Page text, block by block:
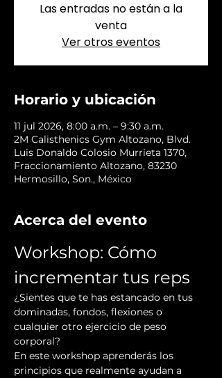
Las entradas no están a la
venta
Ver otros eventos
Horario y ubicación
11 jul 2026, 8:00 a.m. – 9:30 a.m.
2M Calisthenics Gym Altozano, Blvd.
Luis Donaldo Colosio Murrieta 1370,
Fraccionamiento Altozano, 83230
Hermosillo, Son., México
Acerca del evento
Workshop: Cómo
incrementar tus reps
¿Sientes que te has estancado en tus
dominadas, fondos, flexiones o
cualquier otro ejercicio de peso
corporal?
En este workshop aprenderás los
principios que realmente ayudan a